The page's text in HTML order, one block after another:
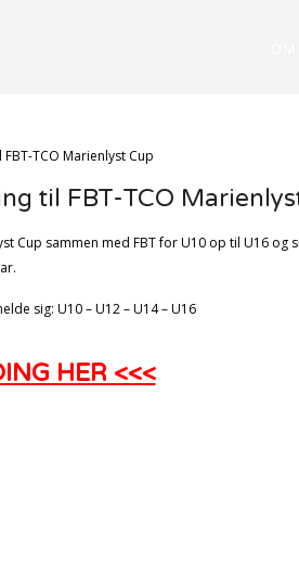
TCO Marienlyst Cup
til FBT-TCO
Cup sammen med FBT for U10 op til U16 og
sig: U10 – U12 – U14 – U16
HER <<<